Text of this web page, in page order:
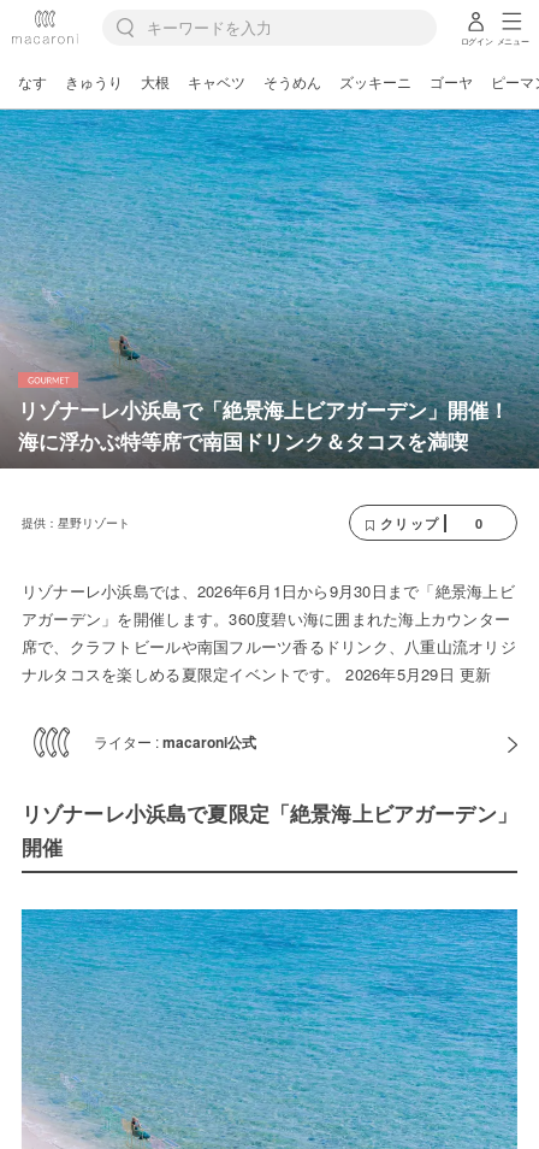
ログイン メニュー
なす きゅうり 大根 キャベツ そうめん ズッキーニ ゴーヤ ピーマ
リゾナーレ小浜島で「絶景海上ビアガーデン」開催！
海に浮かぶ特等席で南国ドリンク＆タコスを満喫
提供：星野リゾート クリップ 0
リゾナーレ小浜島では、2026年6月1日から9月30日まで「絶景海上ビ
アガーデン」を開催します。360度碧い海に囲まれた海上カウンター
席で、クラフトビールや南国フルーツ香るドリンク、八重山流オリジ
ナルタコスを楽しめる夏限定イベントです。 2026年5月29日 更新
ライター :macaroni公式
リゾナーレ小浜島で夏限定「絶景海上ビアガーデン」
開催